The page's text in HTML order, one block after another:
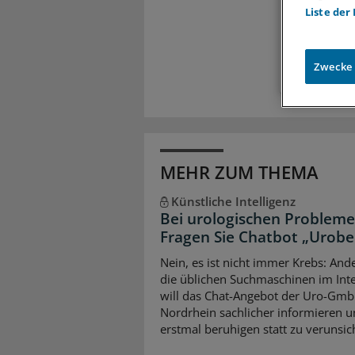
MEHR ZUM THEMA
Künstliche Intelligenz
Bei urologischen
Fragen Sie Chatbot
Nein, es ist nicht immer Krebs:
die üblichen Suchmaschinen im
will das Chat-Angebot der Uro-
Nordrhein sachlicher informieren
erstmal beruhigen statt zu
Liste